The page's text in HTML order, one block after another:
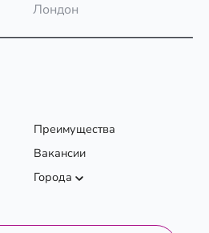
Лондон
Преимущества
Вакансии
Города